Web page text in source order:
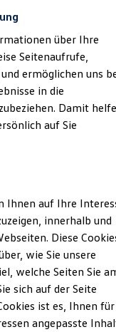
ist die Anton Lutz
12:00
Uhr
-17:00 Uhr
über Ihre
Seitenaufrufe,
ermöglichen uns
in die
Damit
auf Sie
Ihnen auf Ihre
innerhalb und
Diese
wie Sie unsere
welche Seiten Sie
sich auf der Seite
ist es, Ihnen für
angepasste